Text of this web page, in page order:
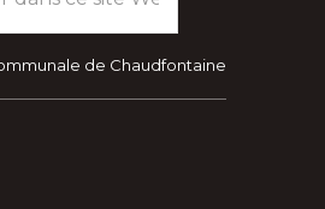
de Chaudfontaine